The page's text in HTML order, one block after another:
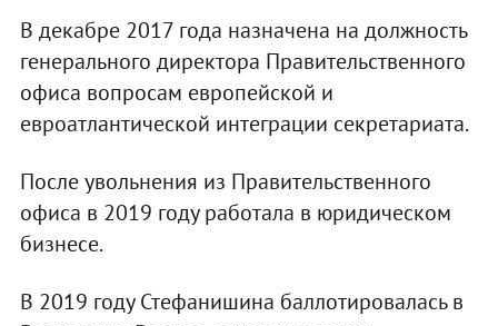
В декабре 2017 года назначена на должность
генерального директора Правительственного
офиса вопросам европейской и
евроатлантической интеграции секретариата.
После увольнения из Правительственного
офиса в 2019 году работала в юридическом
бизнесе.
В 2019 году Стефанишина баллотировалась в